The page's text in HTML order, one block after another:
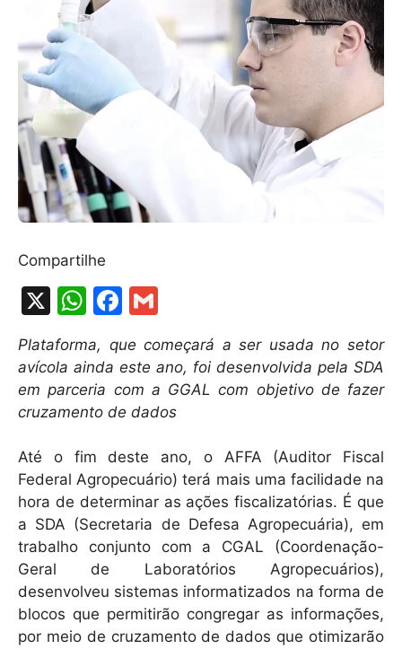
Compartilhe
X
W
at
s
A
p
p
F
c
e
b
o
o
k
ai
l
Plataforma, que começará a ser usada no setor
avícola ainda este ano, foi desenvolvida pela SDA
em parceria com a GGAL com objetivo de fazer
cruzamento de dados
Até o fim deste ano, o AFFA (Auditor Fiscal
Federal Agropecuário) terá mais uma facilidade na
hora de determinar as ações fiscalizatórias. É que
a SDA (Secretaria de Defesa Agropecuária), em
trabalho conjunto com a CGAL (Coordenação-
Geral de Laboratórios Agropecuários),
desenvolveu sistemas informatizados na forma de
blocos que permitirão congregar as informações,
por meio de cruzamento de dados que otimizarão